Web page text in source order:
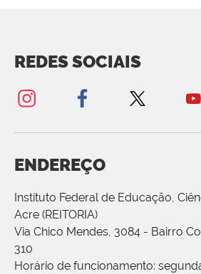
REDES SOCIAIS
ENDEREÇO
Instituto Federal de Educação,
Acre (REITORIA)
Via Chico Mendes, 3084 - Bairro
310
Horário de funcionamento: